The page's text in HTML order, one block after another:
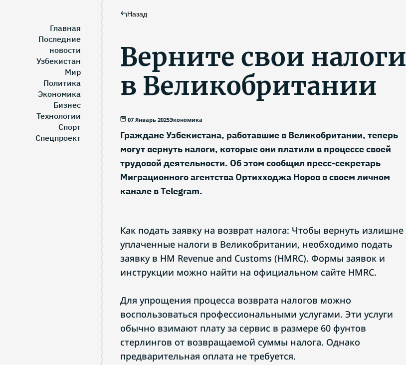
Главная
Последние
новости
Узбекистан
Мир
Политика
Экономика
Бизнес
Технологии
Спорт
Спецпроект
Назад
Верните свои налоги
в Великобритании
07 Январь 2025Экономика
Граждане Узбекистана, работавшие в Великобритании, теперь
могут вернуть налоги, которые они платили в процессе своей
трудовой деятельности. Об этом сообщил пресс-секретарь
Миграционного агентства Ортихходжа Норов в своем личном
канале в Telegram.
Как подать заявку на возврат налога: Чтобы вернуть излишне
уплаченные налоги в Великобритании, необходимо подать
заявку в HM Revenue and Customs (HMRC). Формы заявок и
инструкции можно найти на официальном сайте HMRC.
Для упрощения процесса возврата налогов можно
воспользоваться профессиональными услугами. Эти услуги
обычно взимают плату за сервис в размере 60 фунтов
стерлингов от возвращаемой суммы налога. Однако
предварительная оплата не требуется.